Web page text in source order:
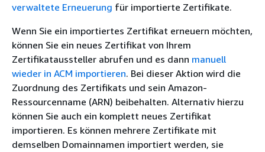
verwaltete Erneuerung für importierte Zertifikate.
Wenn Sie ein importiertes Zertifikat erneuern möchten,
können Sie ein neues Zertifikat von Ihrem
Zertifikataussteller abrufen und es dann manuell
wieder in ACM importieren. Bei dieser Aktion wird die
Zuordnung des Zertifikats und sein Amazon-
Ressourcenname (ARN) beibehalten. Alternativ hierzu
können Sie auch ein komplett neues Zertifikat
importieren. Es können mehrere Zertifikate mit
demselben Domainnamen importiert werden, sie